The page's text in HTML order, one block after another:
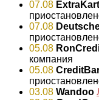
07.08
07.08
05.08
компания
05.08
03.08 Wandoo